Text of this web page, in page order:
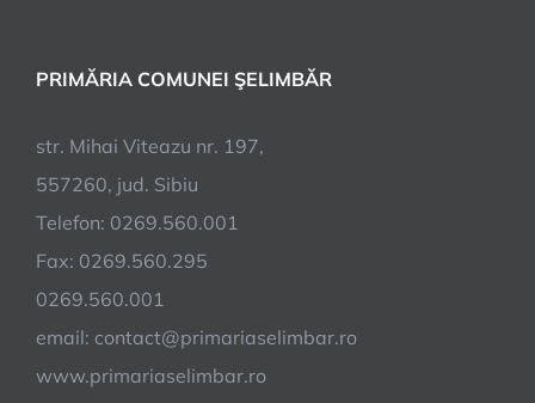
PRIMĂRIA COMUNEI ŞELIMBĂR
str. Mihai Viteazu nr. 197,
557260, jud. Sibiu
Telefon: 0269.560.001
Fax: 0269.560.295
0269.560.001
email: contact@primariaselimbar.ro
www.primariaselimbar.ro